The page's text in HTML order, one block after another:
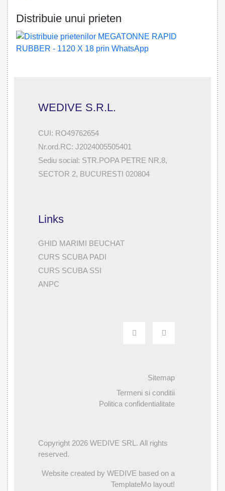
Distribuie unui prieten
WEDIVE S.R.L.
CUI: RO49762654
Nr.ord.RC: J2024005505401
Sediu social: STR.POPA PETRE NR.8,
SECTOR 2, BUCURESTI 020804
Links
GHID MARIMI BEUCHAT
CURS SCUBA PADI
CURS SCUBA SSI
ANPC
Sitemap
Termeni si conditii
Politica confidentialitate
Copyright 2026 WEDIVE SRL. All rights
reserved.
Website created by WEDIVE based on a
TemplateMo layout!